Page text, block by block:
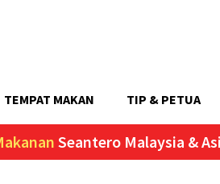
TEMPAT MAKAN TIP & PETUA
Seantero Malaysia &